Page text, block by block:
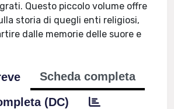
Questo piccolo volume offre
storia di quegli enti religiosi,
dalle memorie delle suore e
Scheda completa
(DC)